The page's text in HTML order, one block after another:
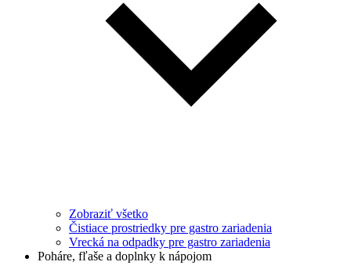
Zobraziť všetko
Čistiace prostriedky pre gastro zariadenia
Vrecká na odpadky pre gastro zariadenia
Poháre, fľaše a doplnky k nápojom